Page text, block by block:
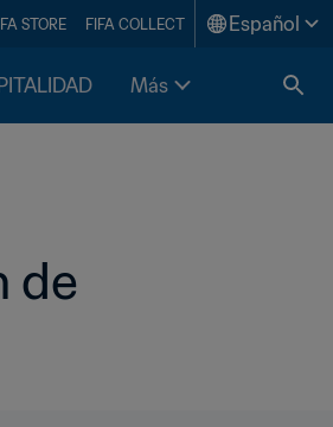
STORE FIFA COLLECT Español
Más
de